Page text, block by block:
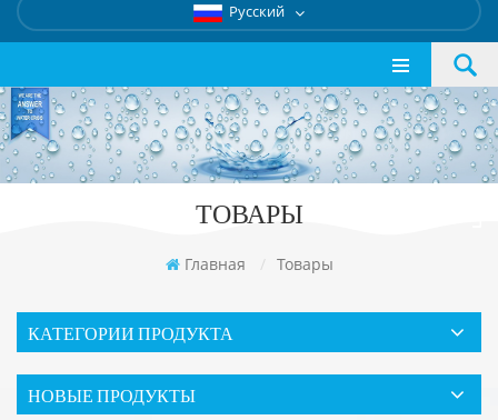
Русский
ТОВАРЫ
Главная / Товары
КАТЕГОРИИ ПРОДУКТА
НОВЫЕ ПРОДУКТЫ